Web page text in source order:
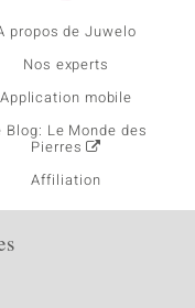
propos de Juwelo
Nos experts
Application mobile
Blog: Le Monde des
Pierres
Affiliation